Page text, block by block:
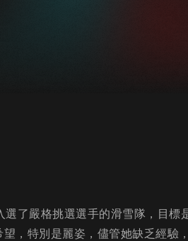
了嚴格挑選選手的滑雪隊，目標
，特別是麗姿，儘管她缺乏經驗